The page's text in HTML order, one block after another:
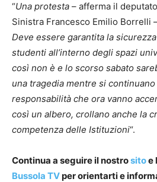
“Una protesta – afferma il
Sinistra Francesco Emilio Borrelli
Deve essere garantita la
studenti all’interno degli spazi
così non è e lo scorso sabato
una tragedia mentre si
responsabilità che ora vanno
così un albero, crollano anche la
competenza delle Istituzioni“.
Continua a seguire il nostrositoe
Bussola TVper orientarti e